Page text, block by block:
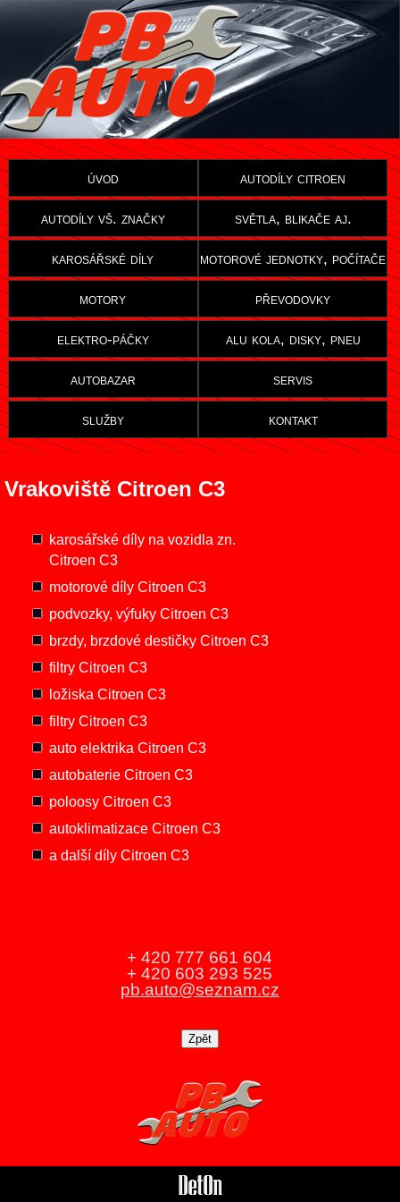
úvod autodíly citroen
autodíly vš. značky světla, blikače aj.
karosářské díly motorové jednotky, počítače
motory převodovky
elektro-páčky alu kola, disky, pneu
autobazar servis
služby kontakt
Vrakoviště Citroen C3
karosářské díly na vozidla zn.
Citroen C3
motorové díly Citroen C3
podvozky, výfuky Citroen C3
brzdy, brzdové destičky Citroen C3
filtry Citroen C3
ložiska Citroen C3
filtry Citroen C3
auto elektrika Citroen C3
autobaterie Citroen C3
poloosy Citroen C3
autoklimatizace Citroen C3
a další díly Citroen C3
+ 420 777 661 604
+ 420 603 293 525
pb.auto@seznam.cz